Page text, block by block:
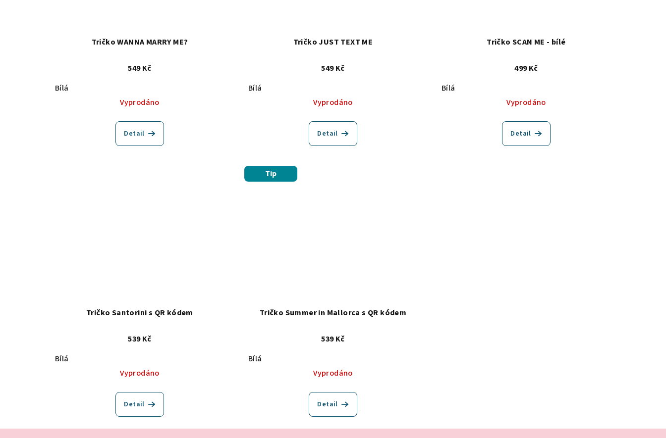
Tričko WANNA MARRY ME?
549 Kč
Bílá
Vyprodáno
Detail
Tričko JUST TEXT ME
549 Kč
Bílá
Vyprodáno
Detail
Tričko SCAN ME - bílé
499 Kč
Bílá
Vyprodáno
Detail
Tričko Santorini s QR kódem
539 Kč
Bílá
Vyprodáno
Detail
Tip
Tričko Summer in Mallorca s QR kódem
539 Kč
Bílá
Vyprodáno
Detail